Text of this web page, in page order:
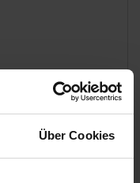
Über Cookies